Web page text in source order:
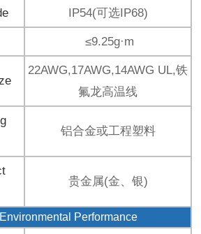
IP54(可选IP68)
≤9.25g·m
22AWG,17AWG,14AWG UL,铁
氟龙高温线
铝合金或工程塑料
贵金属(金、银)
Performance